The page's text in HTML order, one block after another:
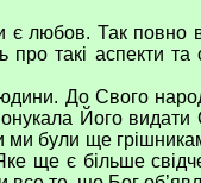
Так повно
такі аспекти
До Свого
Його
були ще
ще є більше